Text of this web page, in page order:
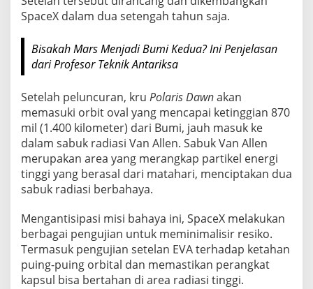
SpaceX dalam dua setengah tahun saja.
Bisakah Mars Menjadi Bumi Kedua? Ini Penjelasan
dari Profesor Teknik Antariksa
Setelah peluncuran, kru Polaris Dawnakan
memasuki orbit oval yang mencapai ketinggian 870
mil (1.400 kilometer) dari Bumi, jauh masuk ke
dalam sabuk radiasi Van Allen. Sabuk Van Allen
merupakan area yang merangkap partikel energi
tinggi yang berasal dari matahari, menciptakan dua
sabuk radiasi berbahaya.
Mengantisipasi misi bahaya ini, SpaceX melakukan
berbagai pengujian untuk meminimalisir resiko.
Termasuk pengujian setelan EVA terhadap ketahan
puing-puing orbital dan memastikan perangkat
kapsul bisa bertahan di area radiasi tinggi.